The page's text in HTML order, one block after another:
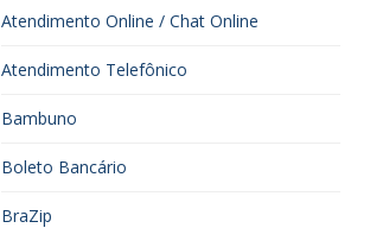
Atendimento Online / Chat Online
Atendimento Telefônico
Bambuno
Boleto Bancário
BraZip